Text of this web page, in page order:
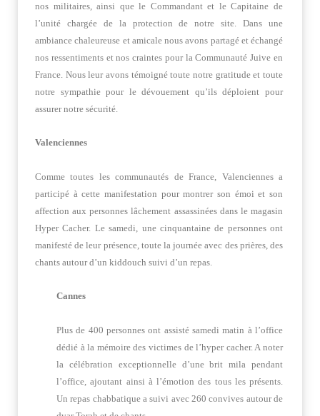
nos militaires, ainsi que le Commandant et le Capitaine de
l’unité chargée de la protection de notre site. Dans une
ambiance chaleureuse et amicale nous avons partagé et échangé
nos ressentiments et nos craintes pour la Communauté Juive en
France. Nous leur avons témoigné toute notre gratitude et toute
notre sympathie pour le dévouement qu’ils déploient pour
assurer notre sécurité.
Valenciennes
Comme toutes les communautés de France, Valenciennes a
participé à cette manifestation pour montrer son émoi et son
affection aux personnes lâchement assassinées dans le magasin
Hyper Cacher. Le samedi, une cinquantaine de personnes ont
manifesté de leur présence, toute la journée avec des prières, des
chants autour d’un kiddouch suivi d’un repas.
Cannes
Plus de 400 personnes ont assisté samedi matin à l’office
dédié à la mémoire des victimes de l’hyper cacher. A noter
la célébration exceptionnelle d’une brit mila pendant
l’office, ajoutant ainsi à l’émotion des tous les présents.
Un repas chabbatique a suivi avec 260 convives autour de